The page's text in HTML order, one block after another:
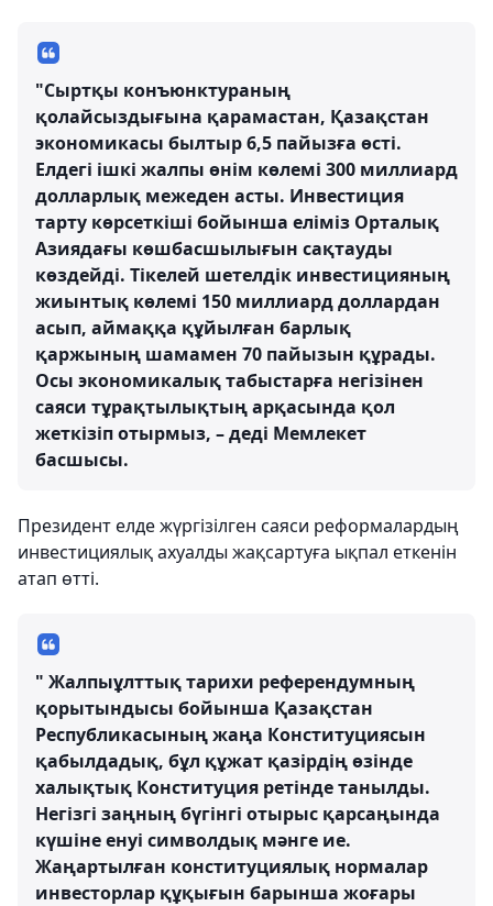
"Сыртқы конъюнктураның
қолайсыздығына қарамастан, Қазақстан
экономикасы былтыр 6,5 пайызға өсті.
Елдегі ішкі жалпы өнім көлемі 300 миллиард
долларлық межеден асты. Инвестиция
тарту көрсеткіші бойынша еліміз Орталық
Азиядағы көшбасшылығын сақтауды
көздейді. Тікелей шетелдік инвестицияның
жиынтық көлемі 150 миллиард доллардан
асып, аймаққа құйылған барлық
қаржының шамамен 70 пайызын құрады.
Осы экономикалық табыстарға негізінен
саяси тұрақтылықтың арқасында қол
жеткізіп отырмыз, – деді Мемлекет
басшысы.
Президент елде жүргізілген саяси реформалардың
инвестициялық ахуалды жақсартуға ықпал еткенін
атап өтті.
" Жалпыұлттық тарихи референдумның
қорытындысы бойынша Қазақстан
Республикасының жаңа Конституциясын
қабылдадық, бұл құжат қазірдің өзінде
халықтық Конституция ретінде танылды.
Негізгі заңның бүгінгі отырыс қарсаңында
күшіне енуі символдық мәнге ие.
Жаңартылған конституциялық нормалар
инвесторлар құқығын барынша жоғары